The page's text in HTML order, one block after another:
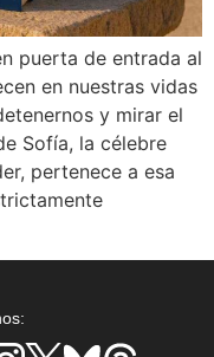
puerta de entrada al
en nuestras vidas
y mirar el
Sofía, la célebre
pertenece a esa